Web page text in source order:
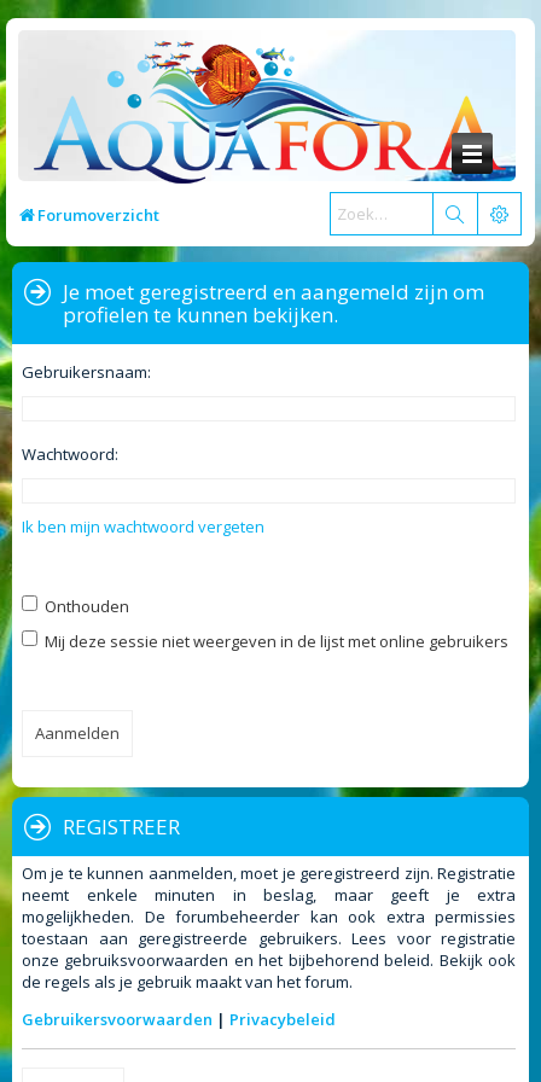
Forumoverzicht
Je moet geregistreerd en aangemeld zijn om
profielen te kunnen bekijken.
Gebruikersnaam:
Wachtwoord:
Ik ben mijn wachtwoord vergeten
Onthouden
Mij deze sessie niet weergeven in de lijst met online gebruikers
REGISTREER
Om je te kunnen aanmelden, moet je geregistreerd zijn. Registratie
neemt enkele minuten in beslag, maar geeft je extra
mogelijkheden. De forumbeheerder kan ook extra permissies
toestaan aan geregistreerde gebruikers. Lees voor registratie
onze gebruiksvoorwaarden en het bijbehorend beleid. Bekijk ook
de regels als je gebruik maakt van het forum.
Gebruikersvoorwaarden | Privacybeleid